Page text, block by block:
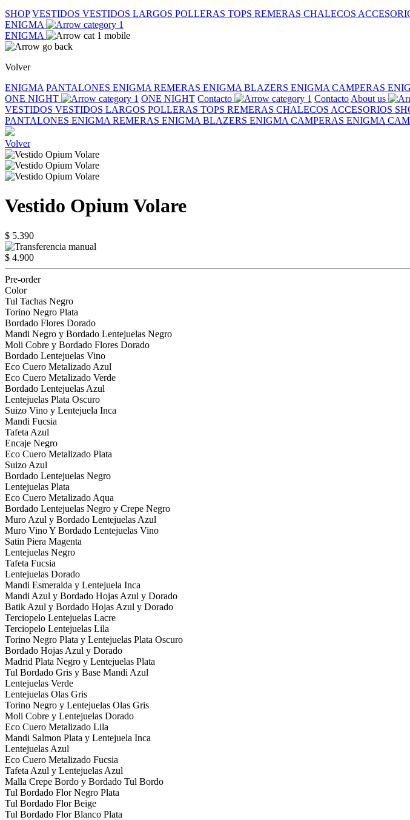
SHOP VESTIDOS VESTIDOS LARGOS POLLERAS TOPS REMERAS CHALECOS
ENIGMA
ENIGMA
Volver
ENIGMA PANTALONES ENIGMA REMERAS ENIGMA BLAZERS ENIGMA CAMPERAS
ONE NIGHT
ONE NIGHT Contacto Contacto About us
VESTIDOS VESTIDOS LARGOS POLLERAS TOPS REMERAS CHALECOS ACCESORIOS
PANTALONES ENIGMA REMERAS ENIGMA BLAZERS ENIGMA CAMPERAS ENIGMA
Volver
Vestido Opium Volare
$ 5.390
$ 4.900
Pre-order
Color
Tul Tachas Negro
Torino Negro Plata
Bordado Flores Dorado
Mandi Negro y Bordado Lentejuelas Negro
Moli Cobre y Bordado Flores Dorado
Bordado Lentejuelas Vino
Eco Cuero Metalizado Azul
Eco Cuero Metalizado Verde
Bordado Lentejuelas Azul
Lentejuelas Plata Oscuro
Suizo Vino y Lentejuela Inca
Mandi Fucsia
Tafeta Azul
Encaje Negro
Eco Cuero Metalizado Plata
Suizo Azul
Bordado Lentejuelas Negro
Lentejuelas Plata
Eco Cuero Metalizado Aqua
Bordado Lentejuelas Negro y Crepe Negro
Muro Azul y Bordado Lentejuelas Azul
Muro Vino Y Bordado Lentejuelas Vino
Satin Piera Magenta
Lentejuelas Negro
Tafeta Fucsia
Lentejuelas Dorado
Mandi Esmeralda y Lentejuela Inca
Mandi Azul y Bordado Hojas Azul y Dorado
Batik Azul y Bordado Hojas Azul y Dorado
Terciopelo Lentejuelas Lacre
Terciopelo Lentejuelas Lila
Torino Negro Plata y Lentejuelas Plata Oscuro
Bordado Hojas Azul y Dorado
Madrid Plata Negro y Lentejuelas Plata
Tul Bordado Gris y Base Mandi Azul
Lentejuelas Verde
Lentejuelas Olas Gris
Torino Negro y Lentejuelas Olas Gris
Moli Cobre y Lentejuelas Dorado
Eco Cuero Metalizado Lila
Mandi Salmon Plata y Lentejuela Inca
Lentejuelas Azul
Eco Cuero Metalizado Fucsia
Tafeta Azul y Lentejuelas Azul
Malla Crepe Bordo y Bordado Tul Bordo
Tul Bordado Flor Negro Plata
Tul Bordado Flor Beige
Tul Bordado Flor Blanco Plata